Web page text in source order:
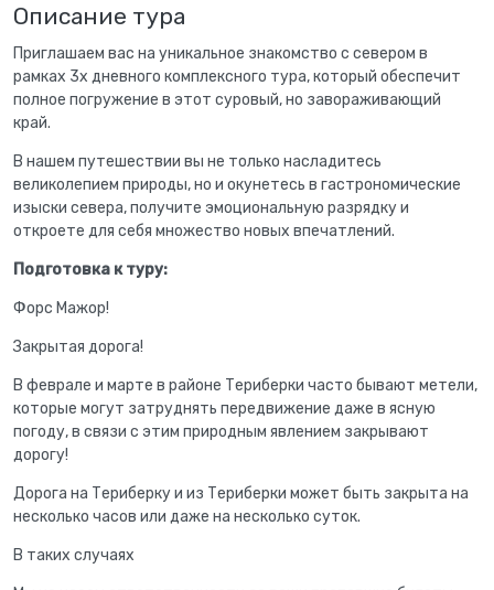
Описание тура
Приглашаем вас на уникальное знакомство с севером в
рамках 3х дневного комплексного тура, который обеспечит
полное погружение в этот суровый, но завораживающий
край.
В нашем путешествии вы не только насладитесь
великолепием природы, но и окунетесь в гастрономические
изыски севера, получите эмоциональную разрядку и
откроете для себя множество новых впечатлений.
Подготовка к туру:
Форс Мажор!
Закрытая дорога!
В феврале и марте в районе Териберки часто бывают метели,
которые могут затруднять передвижение даже в ясную
погоду, в связи с этим природным явлением закрывают
дорогу!
Дорога на Териберку и из Териберки может быть закрыта на
несколько часов или даже на несколько суток.
В таких случаях